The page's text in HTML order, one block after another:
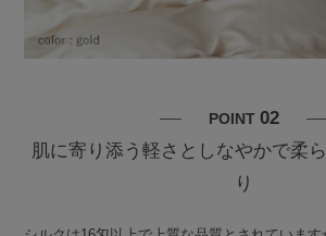
POINT 02
肌に寄り添う軽さとしなやかで柔
り